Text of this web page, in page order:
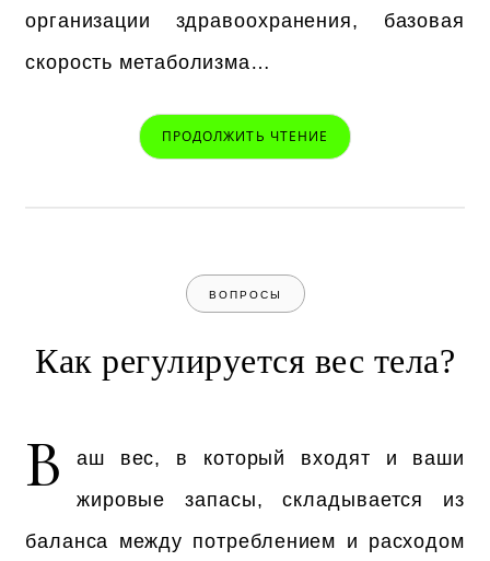
организации здравоохранения, базовая
скорость метаболизма…
ПРОДОЛЖИТЬ ЧТЕНИЕ
ВОПРОСЫ
Как регулируется вес тела?
В
аш вес, в который входят и ваши
жировые запасы, складывается из
баланса между потреблением и расходом